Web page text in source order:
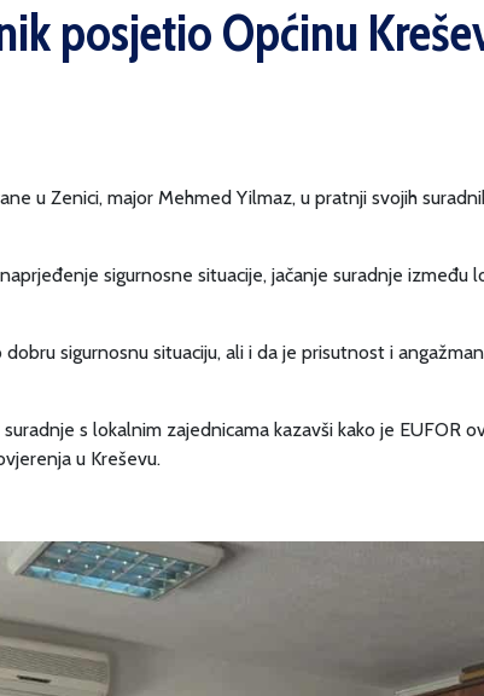
posjetio Općinu
u Zenici, major Mehmed Yilmaz, u pratnji svojih
sigurnosne situacije, jačanje suradnje
sigurnosnu situaciju, ali i da je prisutnost i
s lokalnim zajednicama kazavši kako je EUFOR
u Kreševu.